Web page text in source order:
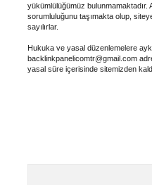
yükümlülüğümüz bulunmamaktadır.
sorumluluğunu taşımakta olup,
sayılırlar.
Hukuka ve yasal düzenlemelere
backlinkpanelicomtr@gmail.com
yasal süre içerisinde sitemizden